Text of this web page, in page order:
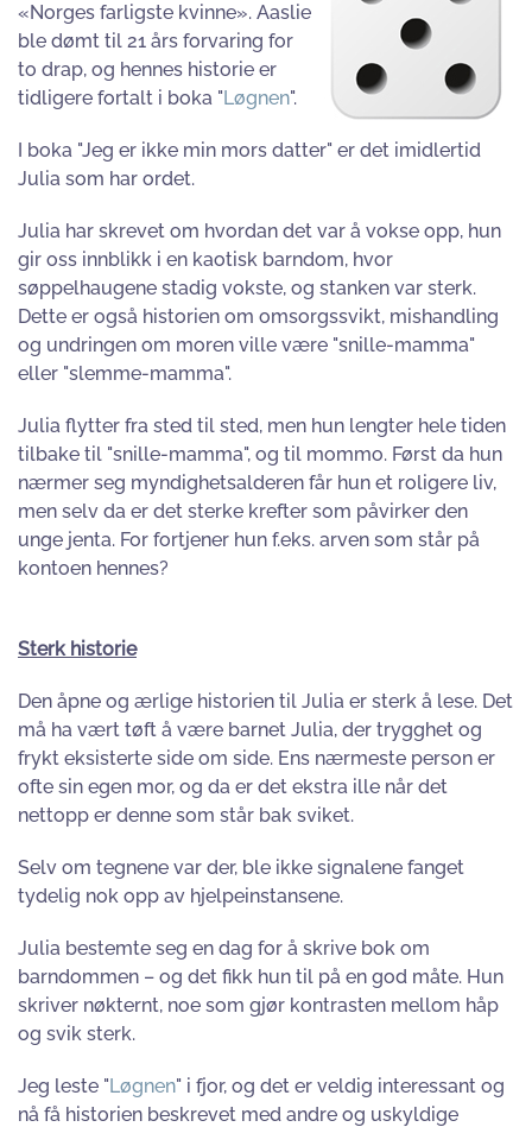
«Norges farligste kvinne». Aaslie
ble dømt til 21 års forvaring for
to drap, og hennes historie er
tidligere fortalt i boka "Løgnen".
I boka "Jeg er ikke min mors datter" er det imidlertid
Julia som har ordet.
Julia har skrevet om hvordan det var å vokse opp, hun
gir oss innblikk i en kaotisk barndom, hvor
søppelhaugene stadig vokste, og stanken var sterk.
Dette er også historien om omsorgssvikt, mishandling
og undringen om moren ville være "snille-mamma"
eller "slemme-mamma".
Julia flytter fra sted til sted, men hun lengter hele tiden
tilbake til "snille-mamma", og til mommo. Først da hun
nærmer seg myndighetsalderen får hun et roligere liv,
men selv da er det sterke krefter som påvirker den
unge jenta. For fortjener hun f.eks. arven som står på
kontoen hennes?
Sterk historie
Den åpne og ærlige historien til Julia er sterk å lese. Det
må ha vært tøft å være barnet Julia, der trygghet og
frykt eksisterte side om side. Ens nærmeste person er
ofte sin egen mor, og da er det ekstra ille når det
nettopp er denne som står bak sviket.
Selv om tegnene var der, ble ikke signalene fanget
tydelig nok opp av hjelpeinstansene.
Julia bestemte seg en dag for å skrive bok om
barndommen – og det fikk hun til på en god måte. Hun
skriver nøkternt, noe som gjør kontrasten mellom håp
og svik sterk.
Jeg leste "Løgnen" i fjor, og det er veldig interessant og
nå få historien beskrevet med andre og uskyldige